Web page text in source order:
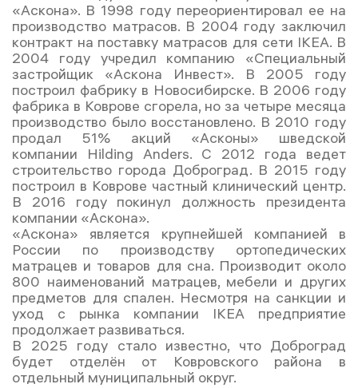
«Аскона». В 1998 году переориентировал ее на
производство матрасов. В 2004 году заключил
контракт на поставку матрасов для сети IKEA. В
2004 году учредил компанию «Специальный
застройщик «Аскона Инвест». В 2005 году
построил фабрику в Новосибирске. В 2006 году
фабрика в Коврове сгорела, но за четыре месяца
производство было восстановлено. В 2010 году
продал 51% акций «Асконы» шведской
компании Hilding Anders. С 2012 года ведет
строительство города Доброград. В 2015 году
построил в Коврове частный клинический центр.
В 2016 году покинул должность президента
компании «Аскона».
«Аскона» является крупнейшей компанией в
России по производству ортопедических
матрацев и товаров для сна. Производит около
800 наименований матрацев, мебели и других
предметов для спален. Несмотря на санкции и
уход с рынка компании IKEA предприятие
продолжает развиваться.
В 2025 году стало известно, что Доброград
будет отделён от Ковровского района в
отдельный муниципальный округ.